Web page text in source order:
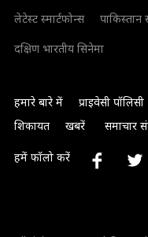
लेटेस्ट स्मार्टफोन्स
पाकिस्तान
दक्षिण भारतीय सिनेमा
हमारे बारे में प्राइवेसी पॉलिसी
शिकायत
खबरें समाचार
हमें फॉलो करें